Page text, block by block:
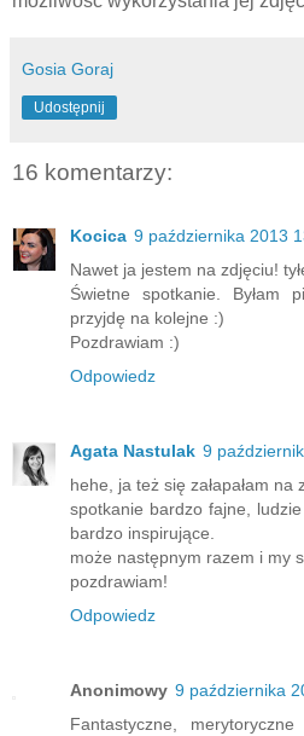
Gosia Goraj
Udostępnij
16 komentarzy:
Kocica 9 października 2013
Nawet ja jestem na zdjęciu!
Świetne spotkanie. Byłam
przyjdę na kolejne :)
Pozdrawiam :)
Odpowiedz
Agata Nastulak 9
hehe, ja też się załapałam na
spotkanie bardzo fajne,
bardzo inspirujące.
może następnym razem i my
pozdrawiam!
Odpowiedz
Anonimowy 9 października
Fantastyczne,